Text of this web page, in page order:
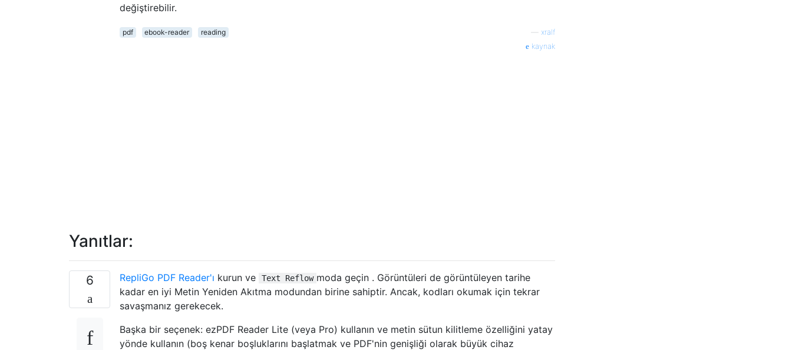
değiştirebilir.
pdf ebook-reader reading
xralf
kaynak
Yanıtlar:
6 RepliGo PDF Reader'ı kurun ve Text Reflow moda geçin . Görüntüleri de görüntüleyen tarihe
kadar en iyi Metin Yeniden Akıtma modundan birine sahiptir. Ancak, kodları okumak için tekrar
savaşmanız gerekecek.
Başka bir seçenek: ezPDF Reader Lite (veya Pro) kullanın ve metin sütun kilitleme özelliğini yatay
yönde kullanın (boş kenar boşluklarını başlatmak ve PDF'nin genişliği olarak büyük cihaz